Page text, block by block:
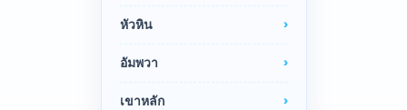
หัวหิน
อัมพวา
เขาหลัก